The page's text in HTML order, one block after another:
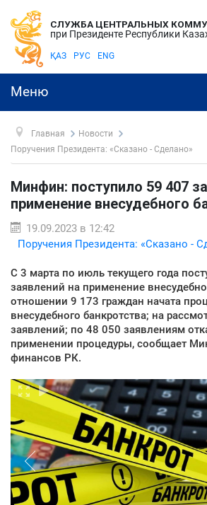
СЛУЖБА ЦЕНТРАЛЬНЫХ
при Президенте Республики
ҚАЗ РУС ENG
Меню
Главная
Новости
Поручения Президента: «Сказано - Сделано»
Минфин: поступило 59 407
применение внесудебного
19.09.2023 в 12:42
Поручения Президента: «Сказано -
С 3 марта по июль текущего года
заявлений на применение
отношении 9 173 граждан начата
внесудебного банкротства; на
заявлений; по 48 050 заявлениям
применении процедуры, сообщает
финансов РК.